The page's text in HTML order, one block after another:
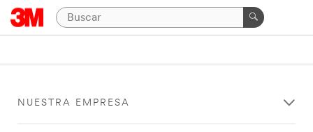
NUESTRA EMPRESA